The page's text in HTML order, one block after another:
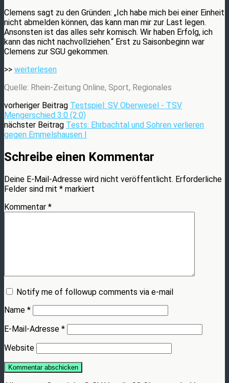
Clemens sagt zu den Gründen: „Ich habe mich bei einer Einheit
nicht abmelden können, das kann man mir zur Last legen.
Ansonsten ist das alles sehr komisch. Wir haben Erfolg, ich
kann das nicht nachvollziehen.“ Erst zu Saisonbeginn war
Clemens zur SGU gekommen.
>> weiterlesen
Quelle: Rhein-Zeitung Online, Sport, Regionales
vorheriger Beitrag Testspiel: SV Oberwesel - TSV
Mengerschied 3:0 (2:0)
nächster Beitrag Tests: Ehrbachtal und Sohren verlieren
gegen Emmelshausen I
Schreibe einen Kommentar
Deine E-Mail-Adresse wird nicht veröffentlicht. Erforderliche
Felder sind mit * markiert
Kommentar *
Notify me of followup comments via e-mail
Name *
E-Mail-Adresse *
Website